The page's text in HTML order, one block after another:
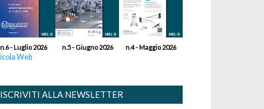
n.6 - Luglio 2026 n.5 - Giugno 2026 n.4 - Maggio 2026
Web
ISCRIVITI ALLA NEWSLETTER